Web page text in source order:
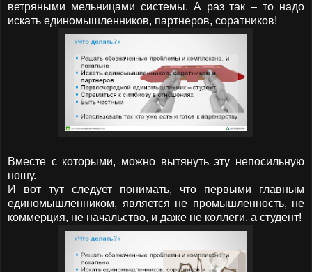
ветряными мельницами системы. А раз так – то надо
искать единомышленников, партнеров, соратников!
Вместе с которыми, можно вытянуть эту непосильную
ношу.
И вот тут следует понимать, что первыми главным
единомышленником, является не промышленность, не
коммерция, не начальство, и даже не коллеги, а студент!